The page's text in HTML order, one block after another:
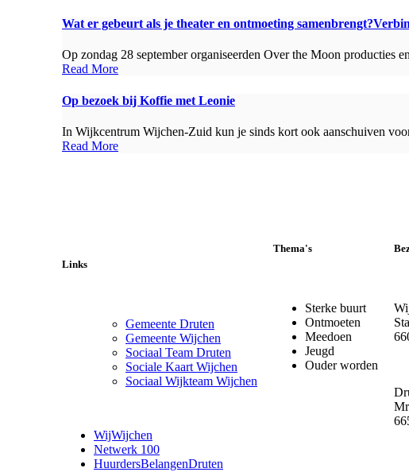
Wat er gebeurt als je theater en ontmoeting
Op zondag 28 september organiseerden Over the Moon producties
Read More
Op bezoek bij Koffie met Leonie
In Wijkcentrum Wijchen-Zuid kun je sinds kort ook aanschuiven
Read More
Links
Gemeente Druten
Gemeente Wijchen
Sociaal Team Druten
Sociale Kaart Wijchen
Sociaal Wijkteam Wijchen
WijWijchen
Netwerk 100
HuurdersBelangenDruten
Thema's
Sterke buurt
Ontmoeten
Meedoen
Jeugd
Ouder worden